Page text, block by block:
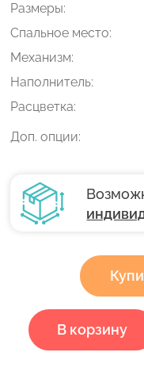
Размеры:
Спальное место:
Механизм:
Наполнитель:
Расцветка:
Доп. опции:
В корзину